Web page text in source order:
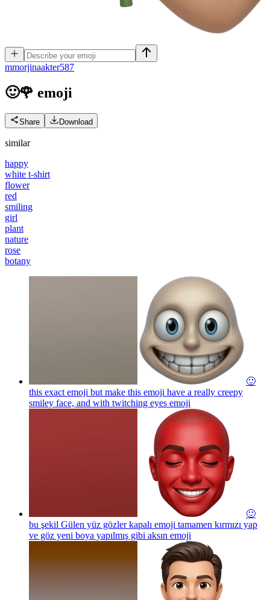
mmorjinaakter587
🙂🌹 emoji
Share Download
similar
happy
white t-shirt
flower
red
smiling
girl
plant
nature
rose
botany
🙂
this exact emoji but make this emoji have a really creepy
smiley face, and with twitching eyes emoji
🙂
bu şekil Gülen yüz gözler kapalı emoji tamamen kırmızı yap
ve göz yeni boya yapılmış gibi aksın emoji